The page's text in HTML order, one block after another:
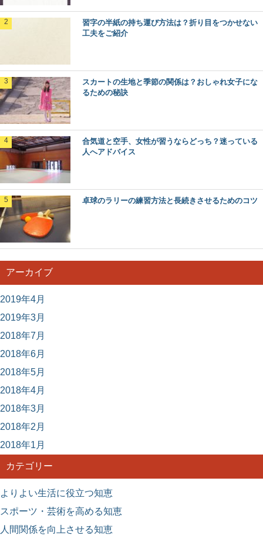
習字の半紙の持ち運び方法は？折り目をつかせない
工夫をご紹介
スカートの生地と季節の関係は？おしゃれ女子にな
るための秘訣
合気道と空手、女性が習うならどっち？迷っている
人へアドバイス
卓球のラリーの練習方法と長続きさせるためのコツ
アーカイブ
2019年4月
2019年3月
2018年7月
2018年6月
2018年5月
2018年4月
2018年3月
2018年2月
2018年1月
カテゴリー
よりよい生活に役立つ知恵
スポーツ・芸術を高める知恵
人間関係を向上させる知恵